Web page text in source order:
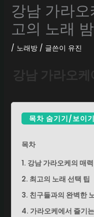
강남 가라
고의 노래
/ 노래방/ 글쓴이 유진
강남 가라오케
목차 숨기기/보이기
목차
1. 강남 가라오케의 매
2. 최고의 노래 선택 팁
3. 친구들과의 완벽한
4. 가라오케에서 즐기